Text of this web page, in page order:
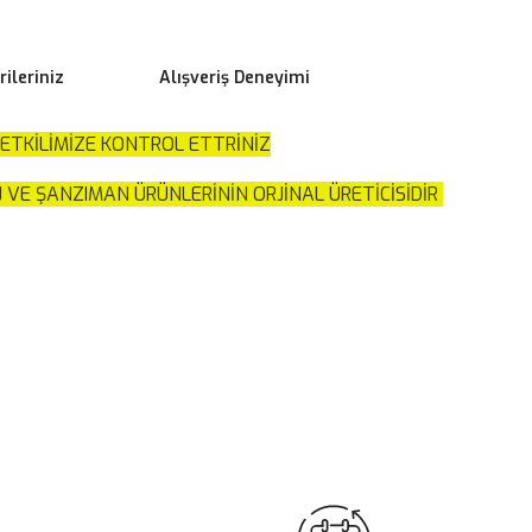
Alışveriş Deneyimi
KONTROL ETTRİNİZ
ŞANZIMAN ÜRÜNLERİNİN ORJİNAL ÜRETİCİSİDİR